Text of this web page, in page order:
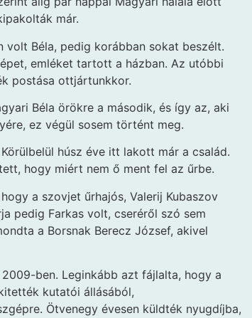
már.
Béla, pedig korábban sokat be­szélt.
emléket tartott a házban. Az utóbbi
postása ottjártunkkor.
Béla örökre a második, és így az, aki
ez végül sosem történt meg.
húsz éve itt lakott már a család.
hogy miért nem ő ment fel az űrbe.
a szovjet űrhajós, Valerij Kubaszov
pedig Farkas volt, cseréről szó sem
a Borsnak Berecz József, akivel
ben. Leginkább azt fájlalta, hogy a
kutatói állásából,
Ötvenegy évesen küldték nyugdíjba,